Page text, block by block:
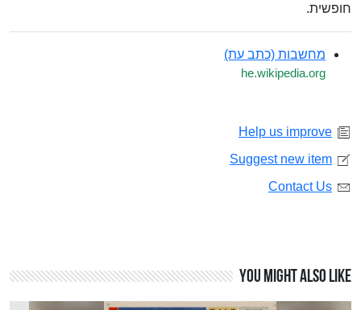
חופשית.
מחשבות (כתב עת)
he.wikipedia.org
Help us improve
Suggest new item
Contact Us
You might also like